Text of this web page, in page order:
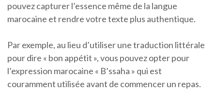
pouvez capturer l’essence même de la langue
marocaine et rendre votre texte plus authentique.
Par exemple, au lieu d’utiliser une traduction littérale
pour dire « bon appétit », vous pouvez opter pour
l’expression marocaine « B’ssaha » qui est
couramment utilisée avant de commencer un repas.